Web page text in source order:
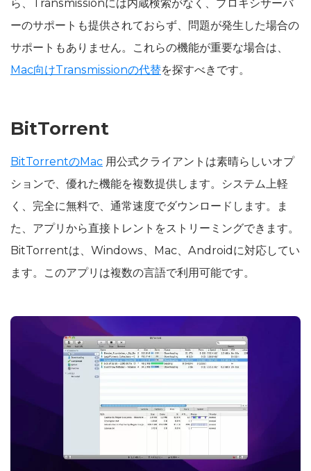
ら、Transmissionには内蔵検索がなく、プロキシサーバ
ーのサポートも提供されておらず、問題が発生した場合の
サポートもありません。これらの機能が重要な場合は、
Mac向けTransmissionの代替を探すべきです。
BitTorrent
BitTorrentのMac 用公式クライアントは素晴らしいオプ
ションで、優れた機能を複数提供します。システム上軽
く、完全に無料で、通常速度でダウンロードします。ま
た、アプリから直接トレントをストリーミングできます。
BitTorrentは、Windows、Mac、Androidに対応してい
ます。このアプリは複数の言語で利用可能です。